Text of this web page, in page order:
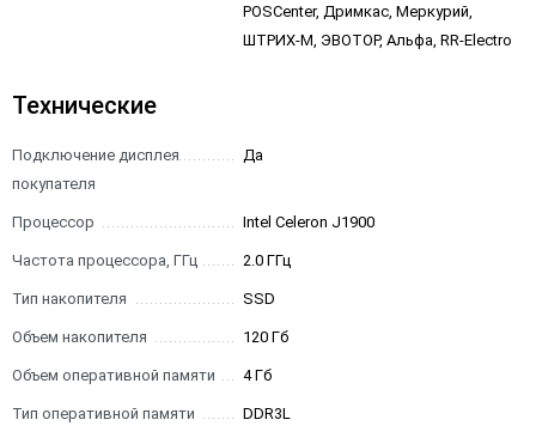
POSCenter, Дримкас, Меркурий,
ШТРИХ-М, ЭВОТОР, Альфа, RR-Electro
Технические
Подключение дисплея
покупателя
Да
Процессор Intel Celeron J1900
Частота процессора, ГГц 2.0 ГГц
Тип накопителя SSD
Объем накопителя 120 Гб
Объем оперативной памяти 4 Гб
Тип оперативной памяти DDR3L